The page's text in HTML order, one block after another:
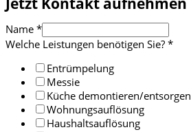
Name *
Welche Leistungen benötigen Sie? *
Entrümpelung
Messie
Küche demontieren/entsorgen
Wohnungsauflösung
Haushaltsauflösung